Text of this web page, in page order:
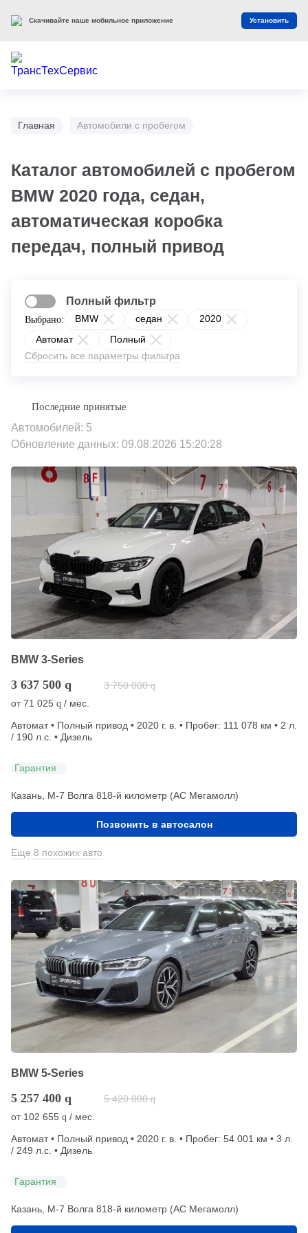
Главная Автомобили с пробегом
Каталог автомобилей с пробегом
BMW 2020 года, седан,
автоматическая коробка
передач, полный привод
Выбрано: BMW седан
2020
Автомат
Полный
Сбросить все параметры фильтра
Полный фильтр
Автомобилей: 5
Обновление данных: 09.08.2026 15:20:28
BMW 3-Series
3 637 500 q 3 750 000 q
от71 025 q / мес.
Автомат • Полный привод • 2020 г. в. • Пробег: 111 078 км • 2 л.
/ 190 л.с. • Дизель
Гарантия
Казань, М-7 Волга 818-й километр (АС Мегамолл)
Позвонить в автосалон
Еще 8 похожих авто
BMW 5-Series
5 257 400 q 5 420 000 q
от 102 655 q / мес.
Автомат • Полный привод • 2020 г. в. • Пробег: 54 001 км • 3 л.
/ 249 л.с. • Дизель
Гарантия
Казань, М-7 Волга 818-й километр (АС Мегамолл)
Скачивайте наше мобильное приложение Установить